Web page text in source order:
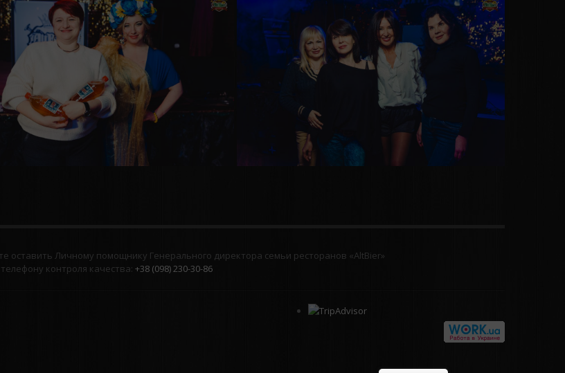
оставить Личному помощнику Генерального директора семьи ресторанов «AltBier»
контроля качества: +38 (098) 230-30-86